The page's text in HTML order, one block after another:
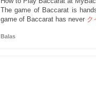
The game of Baccarat is
game of Baccarat has never ク
Balas